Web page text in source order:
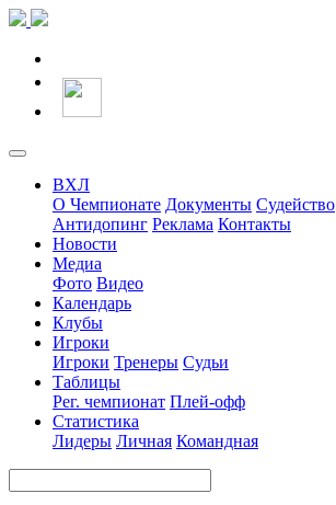
ВХЛ
О Чемпионате Документы Судейство
Антидопинг Реклама Контакты
Новости
Медиа
Фото Видео
Календарь
Клубы
Игроки
Игроки Тренеры Судьи
Таблицы
Рег. чемпионат Плей-офф
Статистика
Лидеры Личная Командная